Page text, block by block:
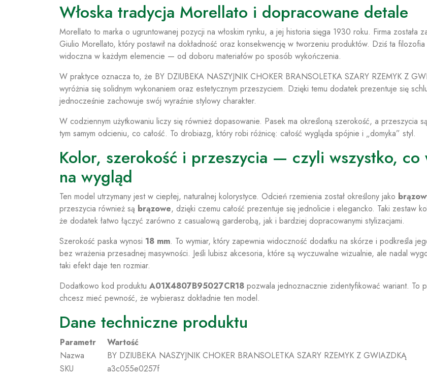
Włoska tradycja Morellato i dopracowane detale
Morellato to marka o ugruntowanej pozycji na włoskim rynku, a jej historia sięga 1930 roku. Firma została
Giulio Morellato, który postawił na dokładność oraz konsekwencję w tworzeniu produktów. Dziś ta
widoczna w każdym elemencie — od doboru materiałów po sposób wykończenia.
W praktyce oznacza to, że BY DZIUBEKA NASZYJNIK CHOKER BRANSOLETKA SZARY RZEMYK Z
wyróżnia się solidnym wykonaniem oraz estetycznym przeszyciem. Dzięki temu dodatek prezentuje się
jednocześnie zachowuje swój wyraźnie stylowy charakter.
W codziennym użytkowaniu liczy się również dopasowanie. Pasek ma określoną szerokość, a przeszycia
tym samym odcieniu, co całość. To drobiazg, który robi różnicę: całość wygląda spójnie i „domyka” styl.
Kolor, szerokość i przeszycia — czyli wszystko, co
na wygląd
Ten model utrzymany jest w ciepłej, naturalnej kolorystyce. Odcień rzemienia został określony jako
przeszycia również są brązowe, dzięki czemu całość prezentuje się jednolicie i elegancko. Taki zestaw
że dodatek łatwo łączyć zarówno z casualową garderobą, jak i bardziej dopracowanymi stylizacjami.
Szerokość paska wynosi 18 mm. To wymiar, który zapewnia widoczność dodatku na skórze i podkreśla
bez wrażenia przesadnej masywności. Jeśli lubisz akcesoria, które są wyczuwalne wizualnie, ale nadal
taki efekt daje ten rozmiar.
Dodatkowo kod produktu A01X4807B95027CR18 pozwala jednoznacznie zidentyfikować wariant. To
chcesz mieć pewność, że wybierasz dokładnie ten model.
Dane techniczne produktu
Parametr
Wartość
Nazwa
BY DZIUBEKA NASZYJNIK CHOKER BRANSOLETKA SZARY RZEMYK Z GWIAZDKĄ
SKU
a3c055e0257f